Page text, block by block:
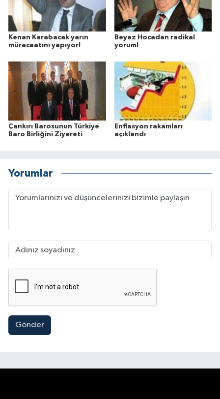
Kenan Karabacak yarın
müracaatını yapıyor!
Beyaz Hocadan radikal
yorum!
Çankırı Barosunun Türkiye
Baro Birliğini Ziyareti
Enflasyon rakamları
açıklandı
Yorumlar
Gönder